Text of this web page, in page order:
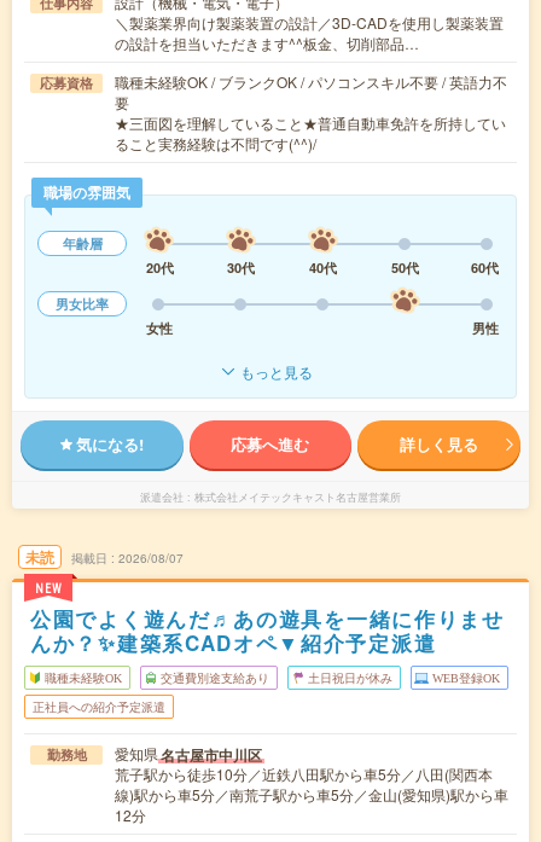
＼製薬業界向け製薬装置の設計／3D-CADを使用し製薬装置
の設計を担当いただきます^^板金、切削部品…
応募資格
職種未経験OK / ブランクOK / パソコンスキル不要 / 英語力不
要
★三面図を理解していること★普通自動車免許を所持してい
ること実務経験は不問です(^^)/
職場の雰囲気
年齢層
20代
30代 40代 50代
60代
男女比率
女性
男性
もっと見る
気になる! 応募へ進む 詳しく見る
派遣会社 株式会社メイテックキャスト名古屋営業所
未読
NEW
掲載日 2026/08/07
公園でよく遊んだ♬あの遊具を一緒に作りませ
んか？✨建築系CADオペ▼紹介予定派遣
職種未経験OK 交通費別途支給あり 土日祝日が休み WEB登録OK
正社員への紹介予定派遣
勤務地 愛知県名古屋市中川区
荒子駅から徒歩10分／近鉄八田駅から車5分／八田(関西本
線)駅から車5分／南荒子駅から車5分／金山(愛知県)駅から車
12分